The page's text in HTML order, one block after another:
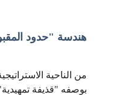
هندسة "حدود
من الناحية
بوصفه "قذيفة